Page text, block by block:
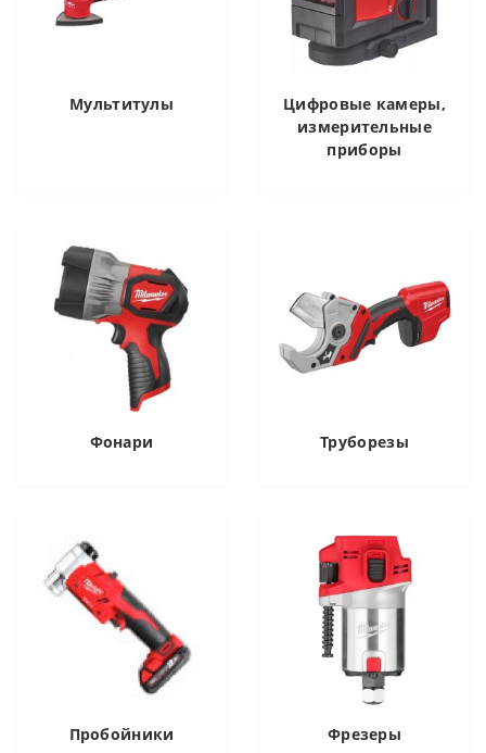
Мультитулы
Цифровые камеры,
измерительные
приборы
Фонари Труборезы
Пробойники Фрезеры